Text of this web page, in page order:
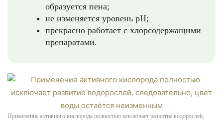
образуется пена;
не изменяется уровень pH;
прекрасно работает с хлорсодержащими
препаратами.
Применение активного кислорода полностью исключает развитие водорослей,